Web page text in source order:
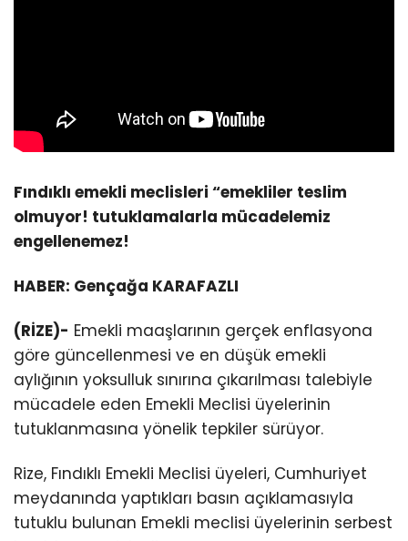
Fındıklı emekli meclisleri “emekliler teslim
olmuyor! tutuklamalarla mücadelemiz
engellenemez!
HABER: Gençağa KARAFAZLI
(RİZE)- Emekli maaşlarının gerçek enflasyona
göre güncellenmesi ve en düşük emekli
aylığının yoksulluk sınırına çıkarılması talebiyle
mücadele eden Emekli Meclisi üyelerinin
tutuklanmasına yönelik tepkiler sürüyor.
Rize, Fındıklı Emekli Meclisi üyeleri, Cumhuriyet
meydanında yaptıkları basın açıklamasıyla
tutuklu bulunan Emekli meclisi üyelerinin serbest